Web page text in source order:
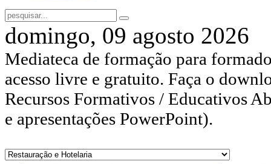
domingo, 09 agosto 2026
Mediateca de formação para
acesso livre e gratuito. Faça o
Recursos Formativos / Educativos
e apresentações PowerPoint).